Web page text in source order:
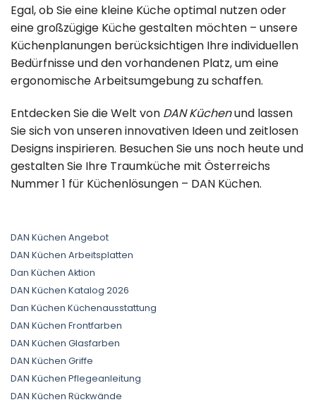
Egal, ob Sie eine kleine Küche optimal nutzen oder
eine großzügige Küche gestalten möchten – unsere
Küchenplanungen berücksichtigen Ihre individuellen
Bedürfnisse und den vorhandenen Platz, um eine
ergonomische Arbeitsumgebung zu schaffen.
Entdecken Sie die Welt von DAN Küchenund lassen
Sie sich von unseren innovativen Ideen und zeitlosen
Designs inspirieren. Besuchen Sie uns noch heute und
gestalten Sie Ihre Traumküche mit Österreichs
Nummer 1 für Küchenlösungen – DAN Küchen.
DAN Küchen Angebot
DAN Küchen Arbeitsplatten
Dan Küchen Aktion
DAN Küchen Katalog 2026
Dan Küchen Küchenausstattung
DAN Küchen Frontfarben
DAN Küchen Glasfarben
DAN Küchen Griffe
DAN Küchen Pflegeanleitung
DAN Küchen Rückwände